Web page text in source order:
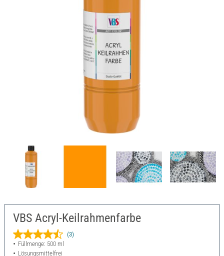
VBS Acryl-Keilrahmenfarbe
(3)
Füllmenge: 500 ml
Lösungsmittelfrei